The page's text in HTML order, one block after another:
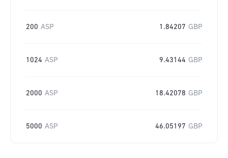
200 ASP 1.84207 GBP
1024 ASP 9.43144 GBP
2000 ASP 18.42078 GBP
5000 ASP 46.05197 GBP